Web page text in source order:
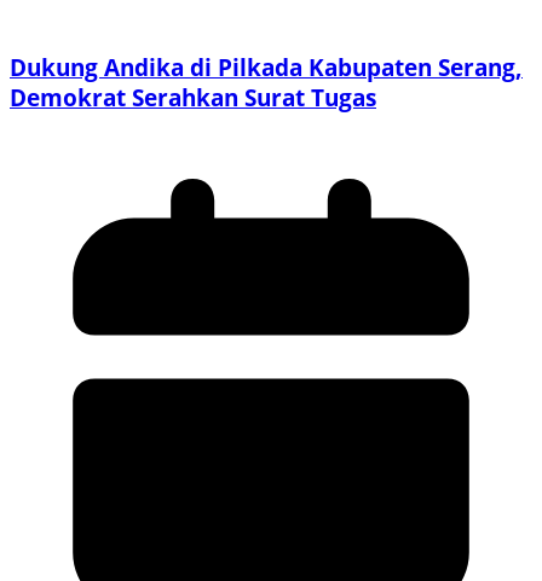
Dukung Andika di Pilkada Kabupaten Serang,
Demokrat Serahkan Surat Tugas